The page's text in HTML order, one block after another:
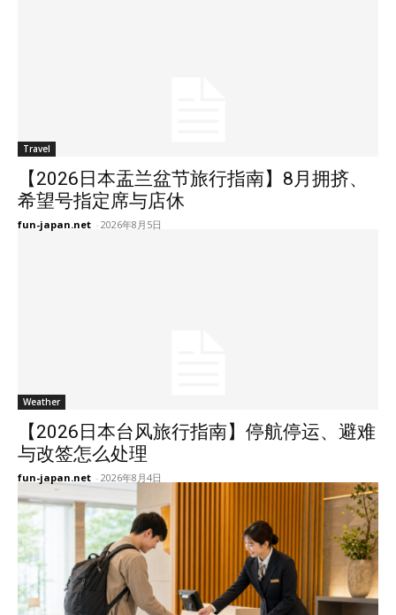
Travel
【2026日本盂兰盆节旅行指南】8月拥挤、
希望号指定席与店休
fun-japan.net - 2026年8月5日
Weather
【2026日本台风旅行指南】停航停运、避难
与改签怎么处理
fun-japan.net - 2026年8月4日